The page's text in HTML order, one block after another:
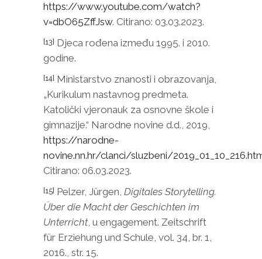
https://www.youtube.com/watch?
v=dbO65ZffJsw. Citirano: 03.03.2023.
[13] Djeca rođena između 1995. i 2010.
godine.
[14] Ministarstvo znanosti i obrazovanja,
„Kurikulum nastavnog predmeta.
Katolički vjeronauk za osnovne škole i
gimnazije.“ Narodne novine d.d., 2019,
https://narodne-
novine.nn.hr/clanci/sluzbeni/
Citirano: 06.03.2023.
[15] Pelzer, Jürgen, Digitales Storytelling.
Über die Macht der Geschichten im
Unterricht, u engagement. Zeitschrift
für Erziehung und Schule, vol. 34, br. 1,
2016., str. 15.